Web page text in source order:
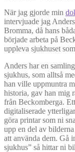
När jag gjorde min
intervjuade jag
Bromma, då hans
började arbeta på
uppleva sjukhuset
Anders har en
sjukhus, som alltså
han ville uppmuntra
historia, gav han mig
från Beckomberga.
digitaliserade
göra printar som ni
upp en del av
att använda dem. Gå
sjukhus” så hittar ni